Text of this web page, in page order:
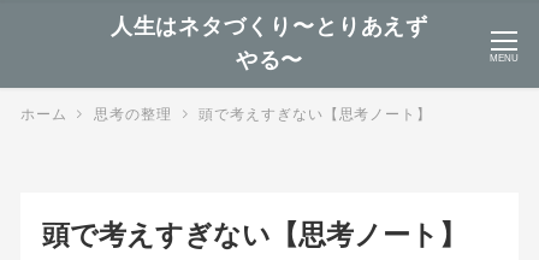
人生はネタづくり〜とりあえず
やる〜
MENU
ホーム 思考の整理 頭で考えすぎない【思考ノート】
頭で考えすぎない【思考ノート】